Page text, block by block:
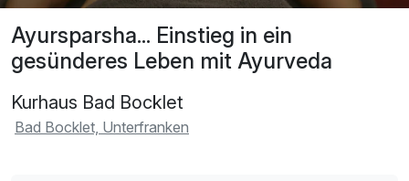
Ayursparsha... Einstieg in ein
gesünderes Leben mit Ayurveda
Kurhaus Bad Bocklet
Bad Bocklet, Unterfranken